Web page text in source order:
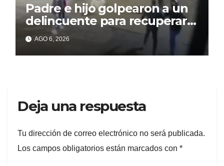
Padre e hijo golpearon a un
delincuente para recuperar
un celular robado en Berisso
AGO 6, 2026
Deja una respuesta
Tu dirección de correo electrónico no será publicada.
Los campos obligatorios están marcados con *